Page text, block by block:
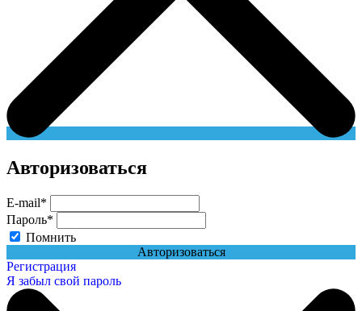
Авторизоваться
E-mail*
Пароль*
Помнить
Авторизоваться
Регистрация
Я забыл свой пароль